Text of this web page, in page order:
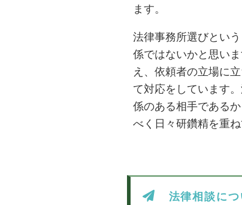
ます。
法律事務所選びとい
係ではないかと思い
え、依頼者の立場に
て対応をしています
係のある相手である
べく日々研鑽精を重ね
法律相談につ